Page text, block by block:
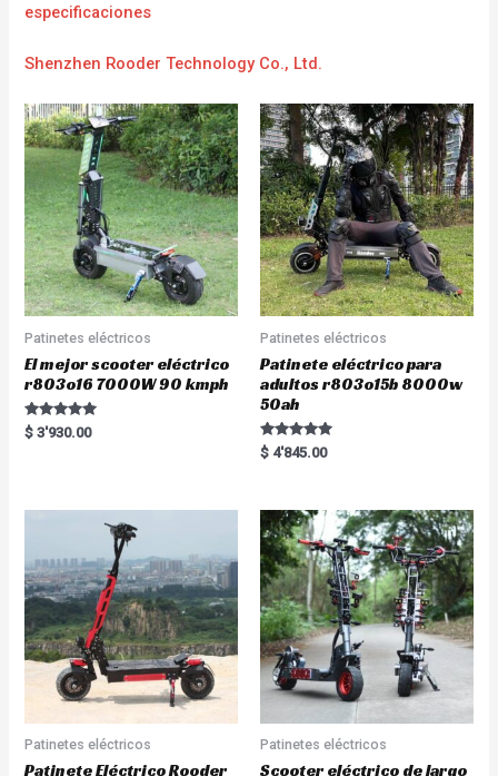
especificaciones
Shenzhen Rooder Technology Co., Ltd.
Patinetes eléctricos
El mejor scooter eléctrico
r803o16 7000W 90 kmph
Rated
5.00
$ 3'930.00
Patinetes eléctricos
Patinete eléctrico para
adultos r803o15b 8000w
50ah
Rated
5.00
$ 4'845.00
Patinetes eléctricos
Patinete Eléctrico Rooder
Patinetes eléctricos
Scooter eléctrico de largo